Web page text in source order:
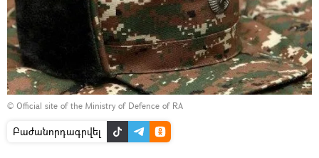
© Official site of the Ministry of Defence of RA
Բաժանորդագրվել